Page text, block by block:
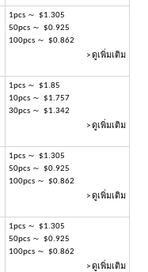
1pcs ～ $1.305
50pcs ～ $0.925
100pcs ～ $0.862
> ดูเพิ่มเติม
1pcs ～ $1.85
10pcs ～ $1.757
30pcs ～ $1.342
> ดูเพิ่มเติม
1pcs ～ $1.305
50pcs ～ $0.925
100pcs ～ $0.862
> ดูเพิ่มเติม
1pcs ～ $1.305
50pcs ～ $0.925
100pcs ～ $0.862
> ดูเพิ่มเติม